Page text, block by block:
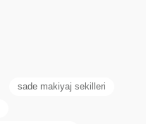
sade makiyaj sekilleri